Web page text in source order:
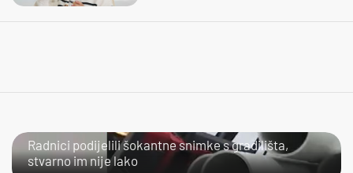
NIJE IM LAKO
Radnici podijelili šokantne snimke s gradilišta,
stvarno im nije lako